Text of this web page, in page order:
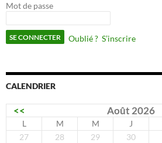
Mot de passe
Oublié ? S’inscrire
CALENDRIER
<< Août 2026
L M M J
27
28 29 30